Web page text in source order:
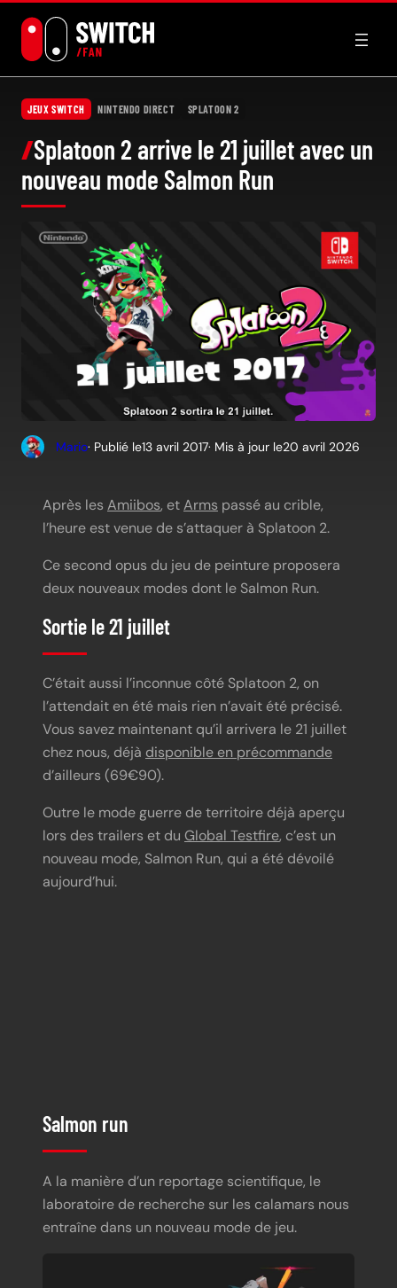
contenu
JEUX SWITCH NINTENDO DIRECT SPLATOON 2
Splatoon 2 arrive le 21 juillet avec un
nouveau mode Salmon Run
Mario· Publié le13 avril 2017· Mis à jour le20 avril 2026
Après les Amiibos, etArms passé au crible,
l’heure est venue de s’attaquer à Splatoon 2.
Ce second opus du jeu de peinture proposera
deux nouveaux modes dont le Salmon Run.
Sortie le 21 juillet
C’était aussi l’inconnue côté Splatoon 2, on
l’attendait en été mais rien n’avait été précisé.
Vous savez maintenant qu’il arrivera le 21 juillet
chez nous, déjà disponible en précommande
d’ailleurs (69€90).
Outre le mode guerre de territoire déjà aperçu
lors des trailers et du Global Testfire, c’est un
nouveau mode, Salmon Run, qui a été dévoilé
aujourd’hui.
Salmon run
A la manière d’un reportage scientifique, le
laboratoire de recherche sur les calamars nous
entraîne dans un nouveau mode de jeu.